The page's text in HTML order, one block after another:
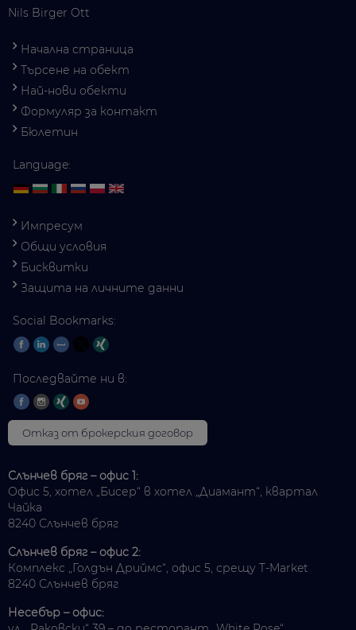
Nils Birger Ott
Начална страница
Търсене на обект
Най-нови обекти
Формуляр за контакт
Бюлетин
Language:
Импресум
Общи условия
Бисквитки
Защита на личните данни
Social Bookmarks:
Последвайте ни в:
Отказ от брокерския договор
Слънчев бряг – офис 1:
Офис 5, хотел „Бисер“ в хотел „Диамант“, квартал
Чайка
8240 Слънчев бряг
Слънчев бряг – офис 2:
Комплекс „Голдън Дриймс“, офис 5, срещу T-Market
8240 Слънчев бряг
Несебър – офис: